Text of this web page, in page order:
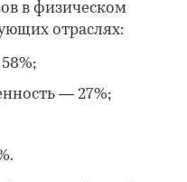
в физическом
отраслях:
— 27%;